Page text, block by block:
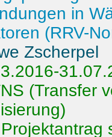
in
(RRV-
Zscherpel
(Transfer